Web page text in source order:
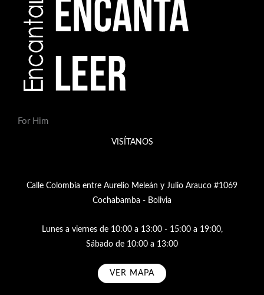
For Him
VISÍTANOS
Calle Colombia entre Aurelio Meleán y Julio Arauco #1069
Cochabamba - Bolivia
Lunes a viernes de 10:00 a 13:00 - 15:00 a 19:00,
Sábado de 10:00 a 13:00
VER MAPA